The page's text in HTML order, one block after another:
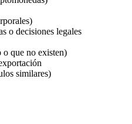
o decisiones legales
o que no existen)
similares)